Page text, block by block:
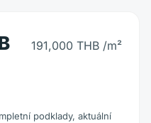
191,000 THB /m²
podklady, aktuální